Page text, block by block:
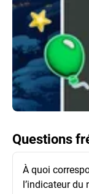
Questions
À quoi
l’indicateur du